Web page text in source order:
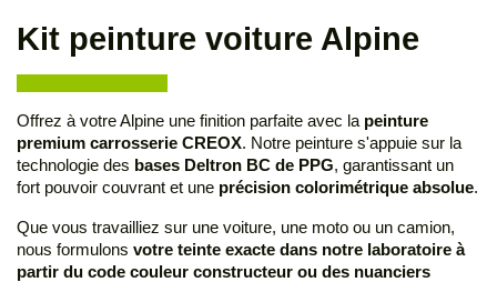
Kit peinture voiture Alpine
Offrez à votre Alpine une finition parfaite avec la peinture
premium carrosserie CREOX. Notre peinture s'appuie sur la
technologie des bases Deltron BC de PPG, garantissant un
fort pouvoir couvrant et une précision colorimétrique absolue.
Que vous travailliez sur une voiture, une moto ou un camion,
nous formulons votre teinte exacte dans notre laboratoire à
partir du code couleur constructeur ou des nuanciers